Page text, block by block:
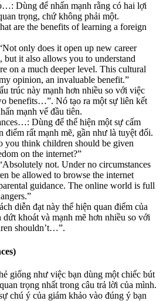
Dùng để nhấn mạnh rằng có hai lợi
trọng, chứ không phải một.
are the benefits of learning a foreign
Not only does it open up new career
but it also allows you to understand
on a much deeper level. This cultural
opinion, an invaluable benefit.”
trúc này mạnh hơn nhiều so với việc
benefits…”. Nó tạo ra một sự liên kết
mạnh vế đầu tiên.
Dùng để thể hiện một sự cấm
điểm rất mạnh mẽ, gần như là tuyệt đối.
you think children should be given
on the internet?”
not. Under no circumstances
be allowed to browse the internet
guidance. The online world is full
diễn đạt này thể hiện quan điểm của
dứt khoát và mạnh mẽ hơn nhiều so với
shouldn’t…”.
giống như việc bạn dùng một chiếc bút
trọng nhất trong câu trả lời của mình.
chú ý của giám khảo vào đúng ý bạn